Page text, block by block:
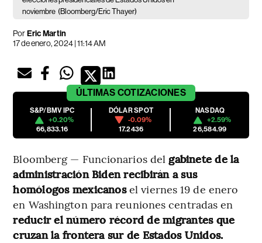
noviembre (Bloomberg/Eric Thayer)
PorEric Martin
17 de enero, 2024 | 11:14 AM
ÚLTIMAS COTIZACIONES
S&P/BMV IPC
+0.20%
66,833.16
DÓLAR SPOT
-0.09%
17.2436
NASDAQ
+2.59%
26,584.99
Bloomberg — Funcionarios del gabinete de la
administración Biden recibirán a sus
homólogos mexicanosel viernes 19 de enero
en Washington para reuniones centradas en
reducir el número récord de migrantes que
cruzan la frontera sur de Estados Unidos.